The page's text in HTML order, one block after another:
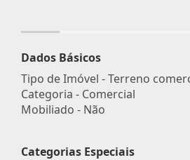
Dados Básicos
Tipo de Imóvel - Terreno
Categoria - Comercial
Mobiliado - Não
Categorias Especiais